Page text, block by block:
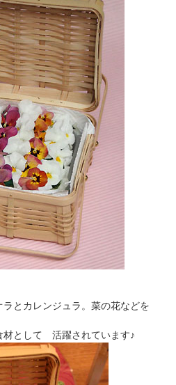
とカレンジュラ。菜の花などを
として 活躍されています♪